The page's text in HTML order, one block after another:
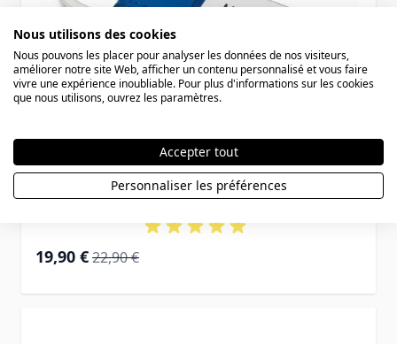
Porte-clé cuir bleu personnalisé - 0839
Prix Spécial
19,90 € Prix normal
22,90 €
Nous utilisons des cookies
Nous pouvons les placer pour analyser les données de nos visiteurs,
améliorer notre site Web, afficher un contenu personnalisé et vous faire
vivre une expérience inoubliable. Pour plus d'informations sur les cookies
que nous utilisons, ouvrez les paramètres.
Accepter tout
Personnaliser les préférences